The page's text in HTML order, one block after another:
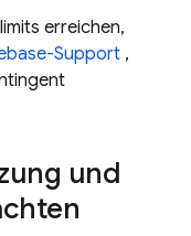
erreichen,
Support ,
und